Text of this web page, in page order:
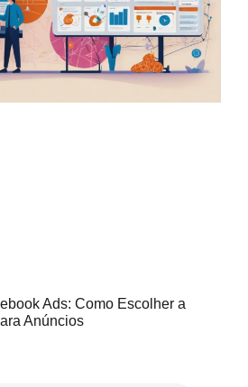
Ads: Como Escolher a
Anúncios